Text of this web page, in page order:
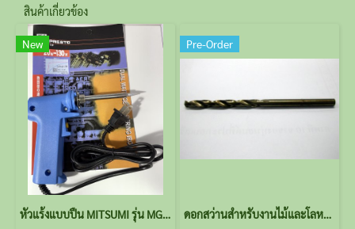
สินค้าเกี่ยวข้อง
New
หัวแร้งแบบปืน MITSUMI รุ่น MG-5
Pre-Order
ดอกสว่านสำหรับงานไม้และโลหะขนาด 3-3.2mm.